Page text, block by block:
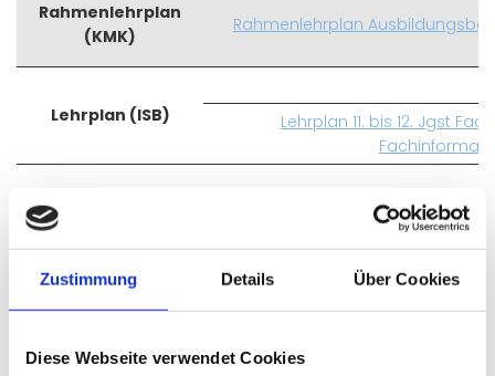
Zustimmung Details Über Cookies
Diese Webseite verwendet Cookies
Rahmenlehrplan
(KMK)
Rahmenlehrplan
Lehrplan (ISB)
Lehrplan 11. bis 12. Jgst
Der Prüfungsmodus
(IHK):